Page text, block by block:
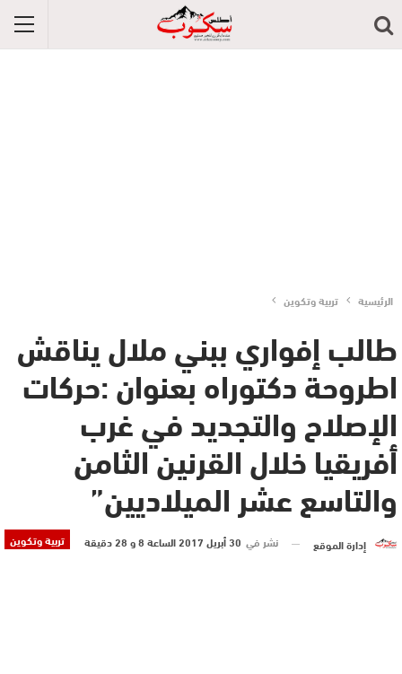
الرئيسية تربية وتكوين
طالب إفواري ببني ملال يناقش
اطروحة دكتوراه بعنوان :حركات
الإصلاح والتجديد في غرب
أفريقيا خلال القرنين الثامن
والتاسع عشر الميلاديين”
تربية وتكوين إدارة الموقع نشر في 30 أبريل 2017 الساعة 8 و 28 دقيقة